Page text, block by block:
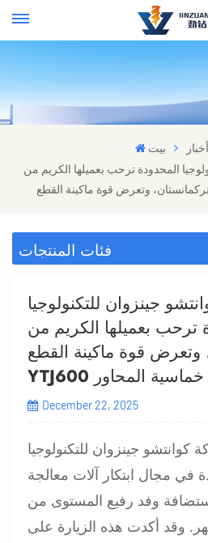
بيت
أخبار
المحدودة ترحب بعميلها الكريم من
فئات المنتجات
جينزوان للتكنولوجيا
ترحب بعميلها الكريم من
وتعرض قوة ماكينة القطع
YTJ600 خماسية المحاور
December 22, 2025
جينزوان للتكنولوجيا
في مجال ابتكار آلات معالجة
وفد رفيع المستوى من
وقد أكدت هذه الزيارة على